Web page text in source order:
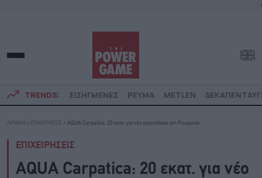
TRENDS: ΕΙΣΗΓΜΕΝΕΣ ΡΕΥΜΑ METLEN
ΑΡΧΙΚΗ » ΕΠΙΧΕΙΡΗΣΕΙΣ » AQUA Carpatica: 20 εκατ. για νέο εργοστάσιο στη Ρουμανία
ΕΠΙΧΕΙΡΗΣΕΙΣ
AQUA Carpatica: 20 εκατ. για νέο